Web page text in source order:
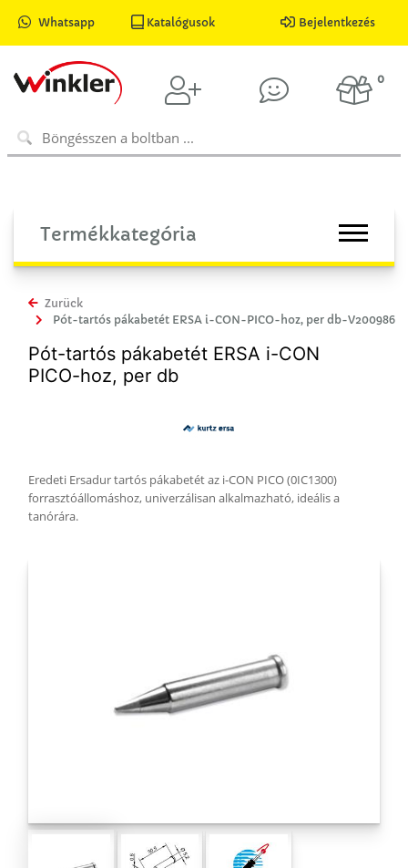
Whatsapp Katalógusok Bejelentkezés
0
Termékkategória
Zurück
Pót-tartós pákabetét ERSA i-CON-PICO-hoz, per db-V200986
Pót-tartós pákabetét ERSA i-CON
PICO-hoz, per db
Eredeti Ersadur tartós pákabetét az i-CON PICO (0IC1300)
forrasztóállomáshoz, univerzálisan alkalmazható, ideális a